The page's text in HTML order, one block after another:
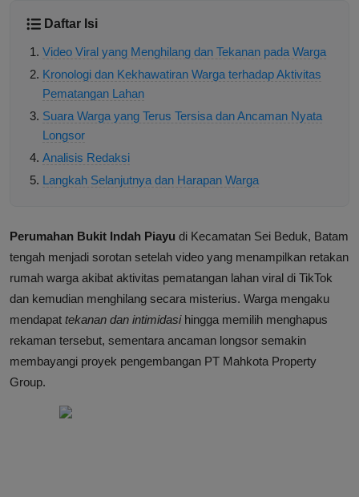
Daftar Isi
Video Viral yang Menghilang dan Tekanan pada Warga
Kronologi dan Kekhawatiran Warga terhadap Aktivitas
Pematangan Lahan
Suara Warga yang Terus Tersisa dan Ancaman Nyata
Longsor
Analisis Redaksi
Langkah Selanjutnya dan Harapan Warga
Perumahan Bukit Indah Piayu di Kecamatan Sei Beduk, Batam
tengah menjadi sorotan setelah video yang menampilkan retakan
rumah warga akibat aktivitas pematangan lahan viral di TikTok
dan kemudian menghilang secara misterius. Warga mengaku
mendapat tekanan dan intimidasihingga memilih menghapus
rekaman tersebut, sementara ancaman longsor semakin
membayangi proyek pengembangan PT Mahkota Property
Group.